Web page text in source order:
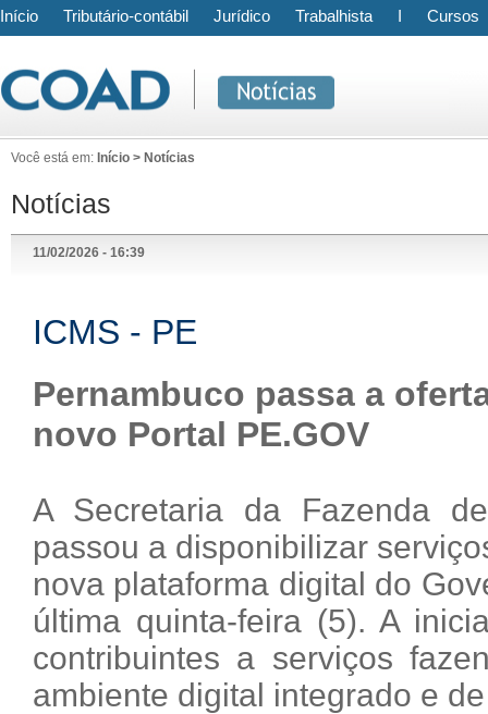
Início Tributário-contábil Jurídico Trabalhista I Cursos
Você está em: Início > Notícias
Notícias
11/02/2026 - 16:39
ICMS - PE
Pernambuco passa a
novo Portal PE.GOV
A Secretaria da Fazenda
passou a disponibilizar
nova plataforma digital do
última quinta-feira (5). A
contribuintes a serviços
ambiente digital integrado e